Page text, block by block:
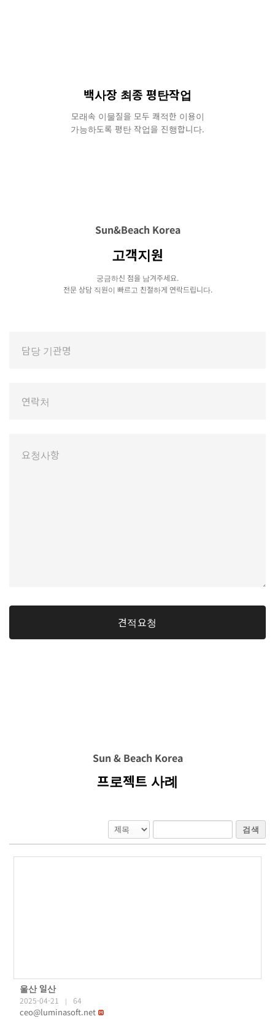
백사장 최종 평탄작업
모래속 이물질을 모두 쾌적한 이용이
가능하도록 평탄 작업을 진행합니다.
Sun&Beach Korea
고객지원
궁금하신 점을 남겨주세요.
전문 상담 직원이 빠르고 친절하게 연락드립니다.
견적요청
you
human,
field
Sun & Beach Korea
프로젝트 사례
검색
울산 일산
2025-04-21 | 64
ceo@luminasoft.net